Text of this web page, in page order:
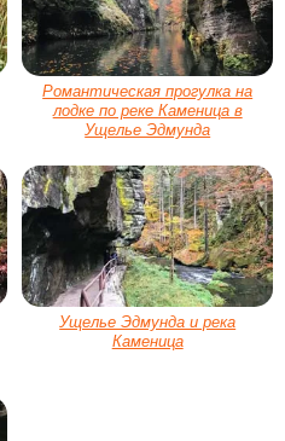
Романтическая прогулка на
лодке по реке Каменица в
Ущелье Эдмунда
Ущелье Эдмунда и река
Каменица